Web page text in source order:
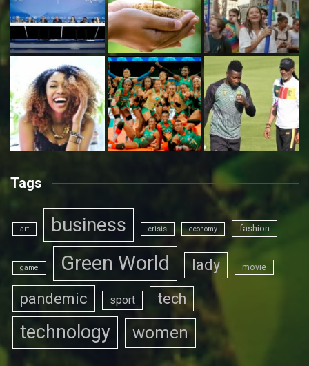
Tags
art business crisis economy fashion
game Green World lady movie
pandemic sport tech
technology women